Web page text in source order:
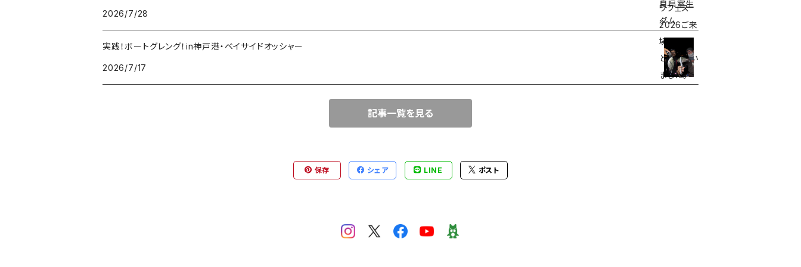
ジャックナカムラ
2026/7/28
実践！ボートグレング！in神戸港・ベイサイドオッシャー
2026/7/17
記事一覧を見る
保存 シェア LINE ポスト